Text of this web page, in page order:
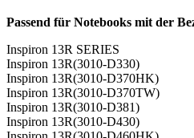
Passend für Notebooks mit der
Inspiron 13R SERIES
Inspiron 13R(3010-D330)
Inspiron 13R(3010-D370HK)
Inspiron 13R(3010-D370TW)
Inspiron 13R(3010-D381)
Inspiron 13R(3010-D430)